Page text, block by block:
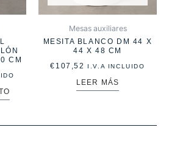
CM
Mesas auxiliares
MESITA BLANCO DM 44 X
44 X 48 CM
€ 107,52 I.V.A INCLUIDO
LEER MÁS